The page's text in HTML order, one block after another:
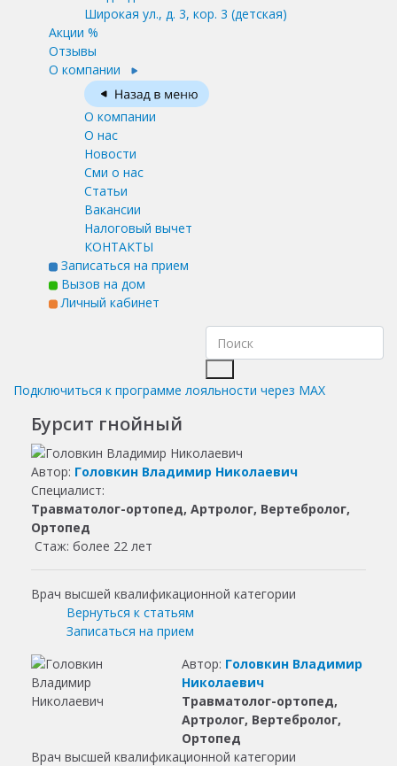
Широкая ул., д. 3, кор. 3 (детская)
Акции %
Отзывы
О компании
О компании
О нас
Новости
Сми о нас
Статьи
Вакансии
Налоговый вычет
КОНТАКТЫ
Записаться на прием
Вызов на дом
Личный кабинет
Подключиться к программе лояльности через MAX
Бурсит гнойный
Автор: Головкин Владимир Николаевич
Специалист:
Травматолог-ортопед, Артролог, Вертебролог,
Ортопед
Стаж: более 22 лет
Врач высшей квалификационной категории
Вернуться к статьям
Записаться на прием
Автор: Головкин Владимир
Николаевич
Травматолог-ортопед,
Артролог, Вертебролог,
Ортопед
Врач высшей квалификационной категории